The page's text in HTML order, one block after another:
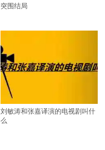
突围结局
刘敏涛和张嘉译演的电视剧叫什
么